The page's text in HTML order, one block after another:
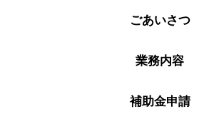
ごあいさつ
業務内容
補助金申請